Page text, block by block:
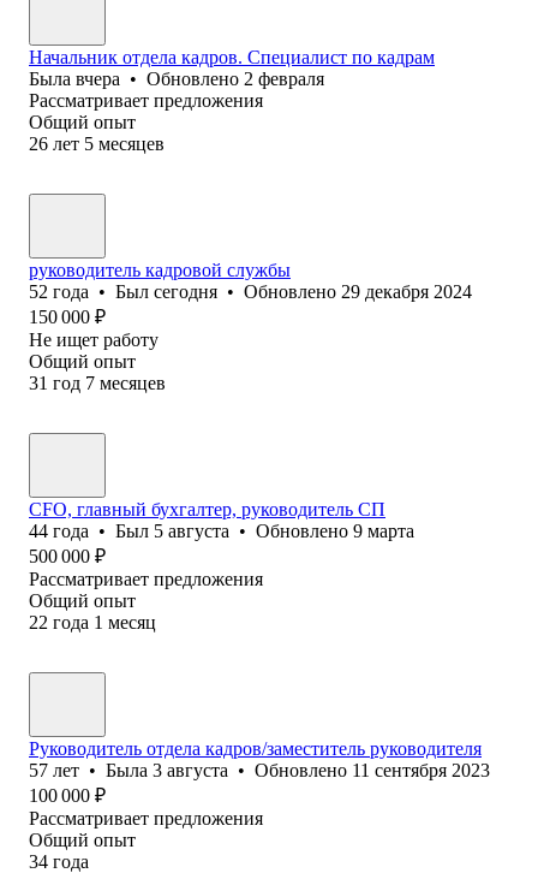
Начальник отдела кадров. Специалист по кадрам
Была вчера • Обновлено 2 февраля
Рассматривает предложения
Общий опыт
26 лет 5 месяцев
руководитель кадровой службы
52 года • Был сегодня • Обновлено 29 декабря 2024
150 000 ₽
Не ищет работу
Общий опыт
31 год 7 месяцев
CFO, главный бухгалтер, руководитель СП
44 года • Был 5 августа • Обновлено 9 марта
500 000 ₽
Рассматривает предложения
Общий опыт
22 года 1 месяц
Руководитель отдела кадров/заместитель руководителя
57 лет • Была 3 августа • Обновлено 11 сентября 2023
100 000 ₽
Рассматривает предложения
Общий опыт
34 года